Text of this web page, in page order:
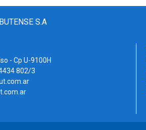
S.A
- Cp U-9100H
802/3